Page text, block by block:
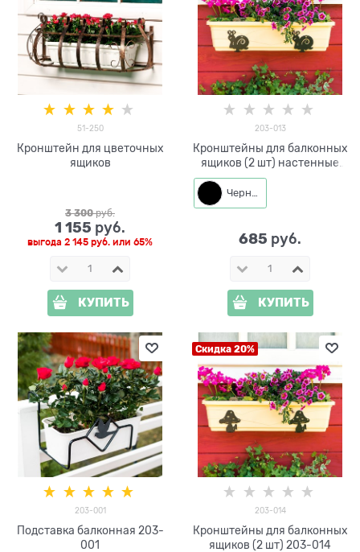
51-250
Кронштейн для цветочных
ящиков
3 300 руб.
1 155 руб.
выгода 2 145 руб. или 65%
КУПИТЬ
203-013
Кронштейны для балконных
ящиков (2 шт) настенные
203-013
Черный
685 руб.
КУПИТЬ
203-001
Подставка балконная 203-
001
Скидка 20%
203-014
Кронштейны для балконных
ящиков (2 шт) 203-014